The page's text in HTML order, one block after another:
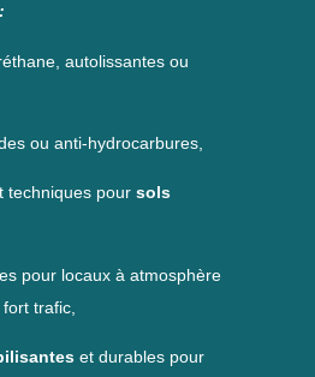
autolissantes ou
ou anti-hydrocarbures,
techniques pour sols
pour locaux à atmosphère
trafic,
et durables pour